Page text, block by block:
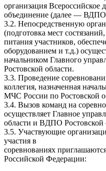
организация Всероссийское
объединение (далее — ВДПО
3.2. Непосредственную
(подготовка мест
питания участников,
оборудованием и т.д.)
начальником Главного
Ростовской области.
3.3. Проведение
коллегия, назначенная
МЧС России по Ростовской
3.4. Вызов команд на
осуществляет Главное
области и BДПО Ростовской
3.5. Участвующие
участия в
соревнованиях
Российской Федерации: